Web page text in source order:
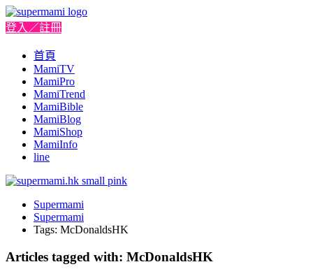
登入／註冊
首頁
MamiTV
MamiPro
MamiTrend
MamiBible
MamiBlog
MamiShop
MamiInfo
line
Supermami
Supermami
Tags: McDonaldsHK
Articles tagged with: McDonaldsHK